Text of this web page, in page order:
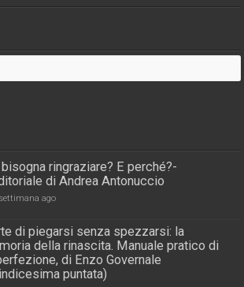
bisogna ringraziare? E perché?-
di Andrea Antonuccio
ago
di piegarsi senza spezzarsi: la
della rinascita. Manuale pratico di
di Enzo Governale
puntata)